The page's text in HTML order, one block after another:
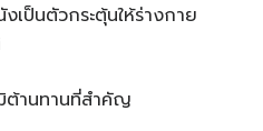
เป็นตัวกระตุ้นให้ร่างกาย
ต้านทานที่สำคัญ